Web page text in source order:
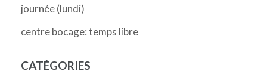
journée (lundi)
centre bocage: temps libre
CATÉGORIES